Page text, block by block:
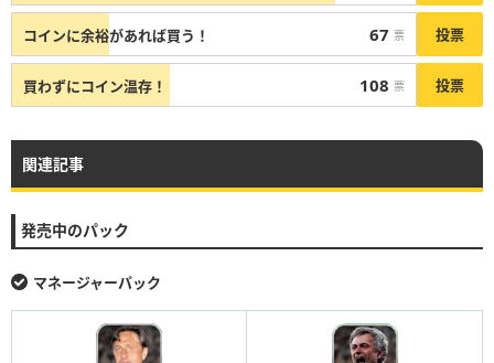
コインに余裕があれば買う！ 67 票 投票
買わずにコイン温存！ 108 票 投票
関連記事
発売中のパック
マネージャーパック